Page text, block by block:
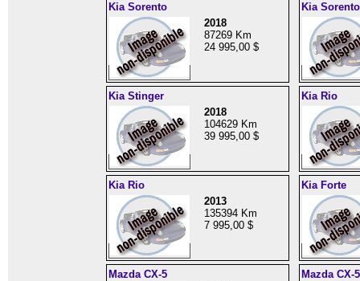
Kia Sorento
2018
87269 Km
24 995,00 $
Kia Sorento
Kia Stinger
2018
104629 Km
39 995,00 $
Kia Rio
Kia Rio
2013
135394 Km
7 995,00 $
Kia Forte
Mazda CX-5
Mazda CX-5